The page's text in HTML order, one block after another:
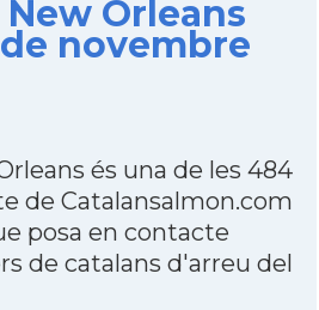
New Orleans
novembre
és una de les 484
de Catalansalmon.com
posa en contacte
de catalans d'arreu del